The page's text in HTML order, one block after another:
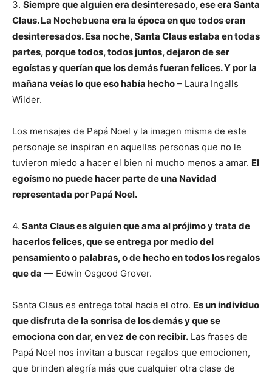
3. Siempre que alguien era desinteresado, ese era Santa
Claus. La Nochebuena era la época en que todos eran
desinteresados. Esa noche, Santa Claus estaba en todas
partes, porque todos, todos juntos, dejaron de ser
egoístas y querían que los demás fueran felices. Y por la
mañana veías lo que eso había hecho – Laura Ingalls
Wilder.
Los mensajes de Papá Noel y la imagen misma de este
personaje se inspiran en aquellas personas que no le
tuvieron miedo a hacer el bien ni mucho menos a amar. El
egoísmo no puede hacer parte de una Navidad
representada por Papá Noel.
4. Santa Claus es alguien que ama al prójimo y trata de
hacerlos felices, que se entrega por medio del
pensamiento o palabras, o de hecho en todos los regalos
que da — Edwin Osgood Grover.
Santa Claus es entrega total hacia el otro. Es un individuo
que disfruta de la sonrisa de los demás y que se
emociona con dar, en vez de con recibir. Las frases de
Papá Noel nos invitan a buscar regalos que emocionen,
que brinden alegría más que cualquier otra clase de